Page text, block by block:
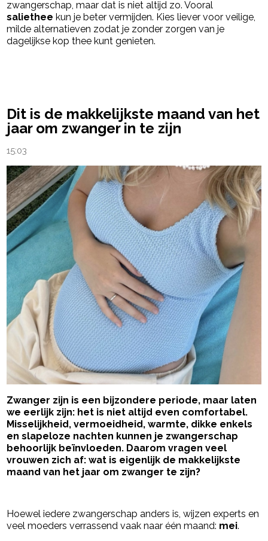
zwangerschap, maar dat is niet altijd zo. Vooral
saliethee kun je beter vermijden. Kies liever voor veilige,
milde alternatieven zodat je zonder zorgen van je
dagelijkse kop thee kunt genieten.
Dit is de makkelijkste maand van het
jaar om zwanger in te zijn
15:03
Zwanger zijn is een bijzondere periode, maar laten
we eerlijk zijn: het is niet altijd even comfortabel.
Misselijkheid, vermoeidheid, warmte, dikke enkels
en slapeloze nachten kunnen je zwangerschap
behoorlijk beïnvloeden. Daarom vragen veel
vrouwen zich af: wat is eigenlijk de makkelijkste
maand van het jaar om zwanger te zijn?
Hoewel iedere zwangerschap anders is, wijzen experts en
veel moeders verrassend vaak naar één maand: mei.